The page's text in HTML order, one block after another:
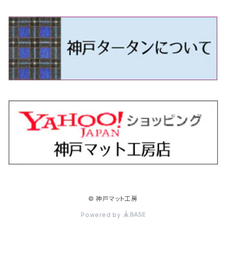
H24/5～R1/10（後期）
H18/6～H24/5（前期）
H24/5～R1/10（後期）
オーリス
H24/8～H30/3 180系
カムリ
H24/5～ 160系
カローラ・クロス
カローラ・スポーツ
H22/6～R2/6 F15
スカイライン
H13/6～H18/11 V35
H26/2～ V37
スカイライン・クロスオーバー
H11/6～H16/10 Y34
H1/6～H11/6 Y30
セレナ
H22/11～H28/9 C26
H22/4～H30/3 L275/285
プレオプラス
H24/12～H29/5 LA300/310
レヴォーグ
H15/6～R2/8 BN/BM/BL系
レガシィアウトバック
H15/10～ BP/BR/BS/BT系
レガシィツーリングワゴン
H19/7～R1/7 DE/DJ系
ビアンテ
H20/7～30/3 CC系
ファミリア バン
H30/6～ 160系
H24/10～ MJ系
フレアクロスオーバー
H26/1～ MS系
H18/12～ L275/285
ミラ・イース
H23/9～ LA300系
ミラ・ココア
H30/6～ LA550/560S
ムーヴ
H26/12～R5/7 LA150/160S
ムーヴキャンバス
H14/1～ JB43/74W
H22/9～ スイフト
H23/12～
スペーシア/スペーシアカスタム/スペーシアギア
H25/3～R5/11
R5/11～ MK54S・MK94S
スペーシアベース
H23/1～H27/8 MA15S
H27/8～R2/12 MA26/36/46S
ハスラー
H26/1～ MR系
H23/3～ MB系
デリカＤ：３
H23/10～H31/4 BM20 7人乗
デリカＤ：５
R5/5～ B30系/BA系
パジェロ
H18/10～R1/8 7人乗ロング V90系
H27/4～R3/12 JW5
WR-V
R6/3～ DG5
ZR-V
H11/6～H30/7 バン HH5・HH6
H21/12～R3/4 トラック
アコード・アコードハイブリッド
H25/6～R2/2 CR系
H21/10～H30/3 6RC系
H30/3～ AW系
H25/10～R3/10
Ｖクラス
H27/4～
© 神戸マット工房
Powered by